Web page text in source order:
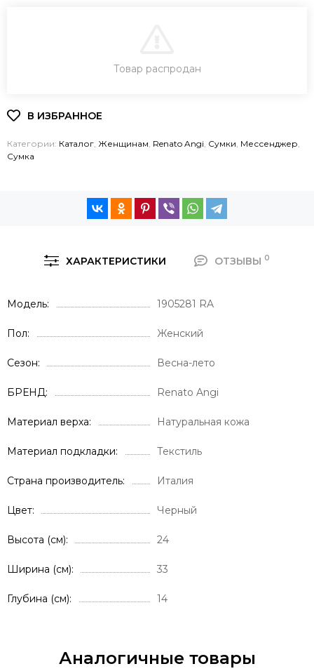
КУПИТЬ В 1 КЛИК
Товар распродан
Категории: Каталог Женщинам Renato Angi Cумки Мессенджер
Сумка
ХАРАКТЕРИСТИКИ ОТЗЫВЫ 0
Модель 1905281 RA
Пол Женский
Сезон Весна-лето
БРЕНД Renato Angi
Материал верха Натуральная кожа
Материал подкладки Текстиль
Страна производитель Италия
Цвет Черный
Высота (см) 24
Ширина (см) 33
Глубина (см) 14
Аналогичные товары